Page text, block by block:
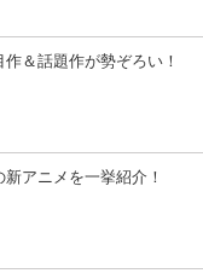
＆話題作が勢ぞろい！
新アニメを一挙紹介！